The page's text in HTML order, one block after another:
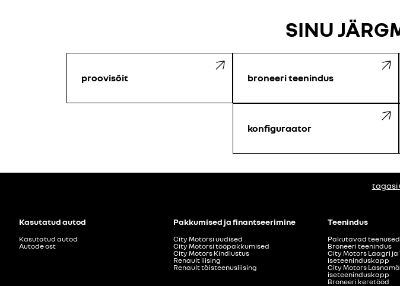
SINU
proovisõit broneeri teenindus
konfiguraator
tagasi
Kasutatud autod
Kasutatud autod
Autode ost
Pakkumised ja finantseerimine
City Motorsi uudised
City Motorsi tööpakkumised
City Motors Kindlustus
Renault liising
Renault täisteenusliising
Teenindus
Pakutavad
Broneeri teenindus
City Motors Laagri ja
iseteeninduskapp
City Motors
iseteeninduskapp
Broneeri keretööd